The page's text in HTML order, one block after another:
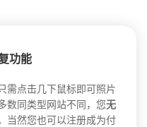
功能
需点击几下鼠标即可照片
数同类型网站不同，您无
当然您也可以注册成为付